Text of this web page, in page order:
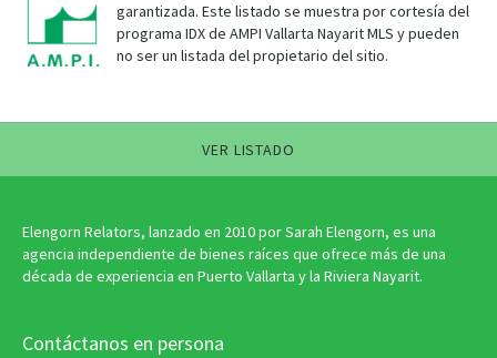
garantizada. Este listado se muestra por cortesía del
programa IDX de AMPI Vallarta Nayarit MLS y pueden
no ser un listada del propietario del sitio.
VER LISTADO
Elengorn Relators, lanzado en 2010 por Sarah Elengorn, es una
agencia independiente de bienes raíces que ofrece más de una
década de experiencia en Puerto Vallarta y la Riviera Nayarit.
Contáctanos en persona